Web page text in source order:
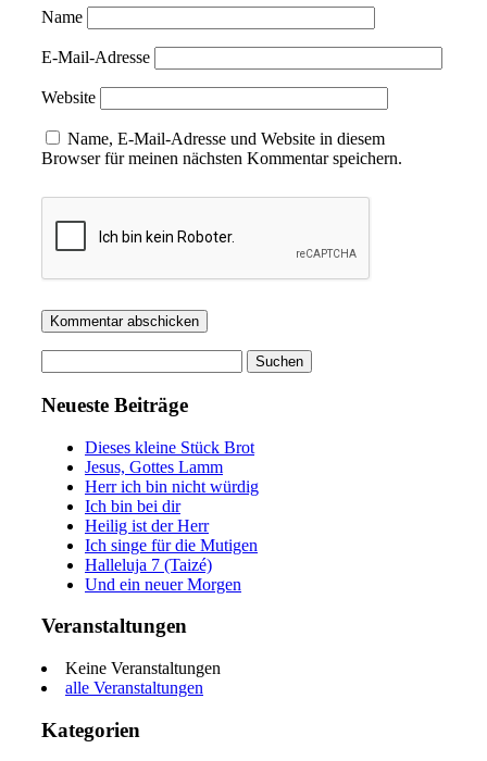
Name
E-Mail-Adresse
Website
Name, E-Mail-Adresse und Website in diesem
Browser für meinen nächsten Kommentar speichern.
nach:
Neueste Beiträge
Dieses kleine Stück Brot
Jesus, Gottes Lamm
Herr ich bin nicht würdig
Ich bin bei dir
Heilig ist der Herr
Ich singe für die Mutigen
Halleluja 7 (Taizé)
Und ein neuer Morgen
Veranstaltungen
Keine Veranstaltungen
alle Veranstaltungen
Kategorien